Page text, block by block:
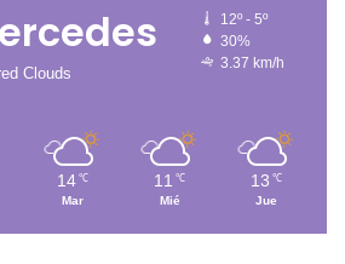
Clouds
12º - 5º
30%
3.37 km/h
14 ℃
Mar
11 ℃
Mié
13 ℃
Jue